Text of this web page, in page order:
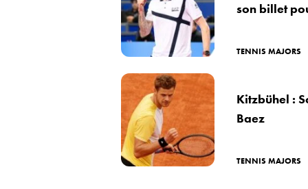
son billet
TENNIS MAJORS
Kitzbühel :
Baez
TENNIS MAJORS